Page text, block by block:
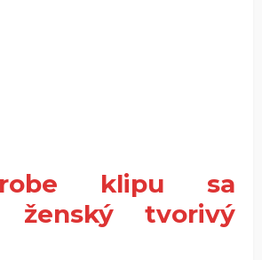
klipu sa
ženský tvorivý